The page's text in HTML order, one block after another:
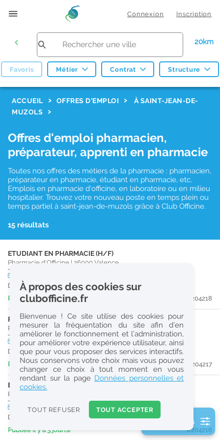
Connexion Inscription
20km
Favoris Métier Contrat Structure
Réinitialiser
2
0
k
Consulter les offres de la France d'outre-mer
ACCUEIL OFFRES D'EMPLOI
À SAINT-JEAN-DE-
MUZOLS
Offres d'emploi pharmacien,
préparateur, apprenti en pharmacie
Toutes nos offres des métiers de la pharmacie : pharmacien,
préparateur en pharmacie, étudiant en pharmacie, etc.
Emplois en pharmacie d'officine, en laboratoire ou en milieu
hospitalier. Trouvez votre nouveau poste en temps plein ou
temps partiel à saint-jean-de-muzols grâce à Club Officine.
15 résultats
ETUDIANT EN PHARMACIE (H/F)
Pharmacie d'Officine | 26000 Valence
Dès que possible
Publiée il y a 3 jour(s)
#204218
PRÉPARATEUR EN PHARMACIE (H/F)
Pharmacie d'Officine|26000Valence
CDI temps plein
Dès que possible
Publiée il y a 3 jour(s)
#204217
ETUDIANT EN PHARMACIE (H/F)
Pharmacie d'Officine
CDItemps plein
Dès que possible
Publiée il y a 3 jour(s)
#204216
2 filtre(s) actifs
À propos des cookies sur
clubofficine.fr
Bienvenue ! Ce site utilise des cookies pour
mesurer la fréquentation du site afin d’en
améliorer le fonctionnement et l’administration,
pour améliorer votre expérience utilisateur, ainsi
que pour vous proposer des services interactifs.
Nous conservons votre choix mais vous pouvez
changer ce choix à tout moment en vous
rendant sur la page Données personnelles et
cookies.
TOUT REFUSER TOUT ACCEPTER